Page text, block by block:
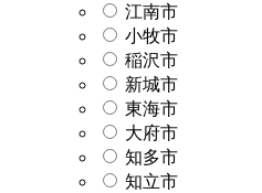
江南市
小牧市
稲沢市
新城市
東海市
大府市
知多市
知立市